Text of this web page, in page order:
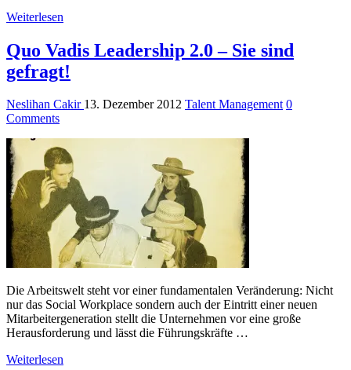
Weiterlesen
Quo Vadis Leadership 2.0 – Sie sind
gefragt!
Neslihan Cakir 13. Dezember 2012 Talent Management 0
Comments
Die Arbeitswelt steht vor einer fundamentalen Veränderung: Nicht
nur das Social Workplace sondern auch der Eintritt einer neuen
Mitarbeitergeneration stellt die Unternehmen vor eine große
Herausforderung und lässt die Führungskräfte …
Weiterlesen